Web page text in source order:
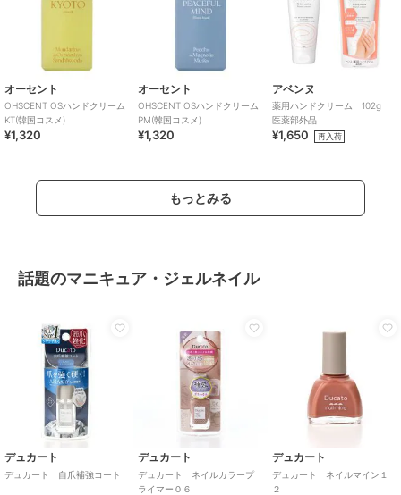
オーセント
OHSCENT OSハンドクリーム
KT(韓国コスメ)
¥1,320
オーセント
OHSCENT OSハンドクリーム
PM(韓国コスメ)
¥1,320
アベンヌ
薬用ハンドクリーム 102g
医薬部外品
¥1,650 再入荷
もっとみる
話題のマニキュア・ジェルネイル
デュカート
デュカート 自爪補強コート
デュカート
デュカート ネイルカラープ
ライマー０６
デュカート
デュカート ネイルマイン１
２